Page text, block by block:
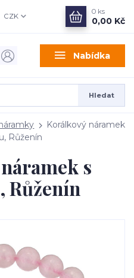
Nabídka
CZK
Hledat
0 ks
0,00 Kč
Korálkový náramek
Růženín
s
Růženín